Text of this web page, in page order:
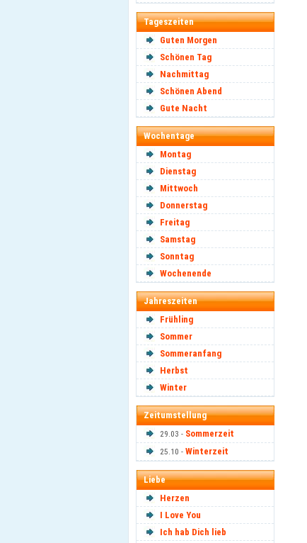
Tageszeiten
Guten Morgen
Schönen Tag
Nachmittag
Schönen Abend
Gute Nacht
Wochentage
Montag
Dienstag
Mittwoch
Donnerstag
Freitag
Samstag
Sonntag
Wochenende
Jahreszeiten
Frühling
Sommer
Sommeranfang
Herbst
Winter
Zeitumstellung
29.03 - Sommerzeit
25.10 - Winterzeit
Liebe
Herzen
I Love You
Ich hab Dich lieb